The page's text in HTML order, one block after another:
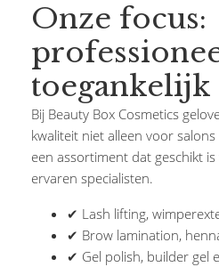
Onze focus:
toegankelijk
Bij Beauty Box Cosmetics
kwaliteit niet alleen voor
een assortiment dat geschikt
ervaren specialisten.
✔ Lash lifting,
✔ Brow lamination,
✔ Gel polish, builder gel